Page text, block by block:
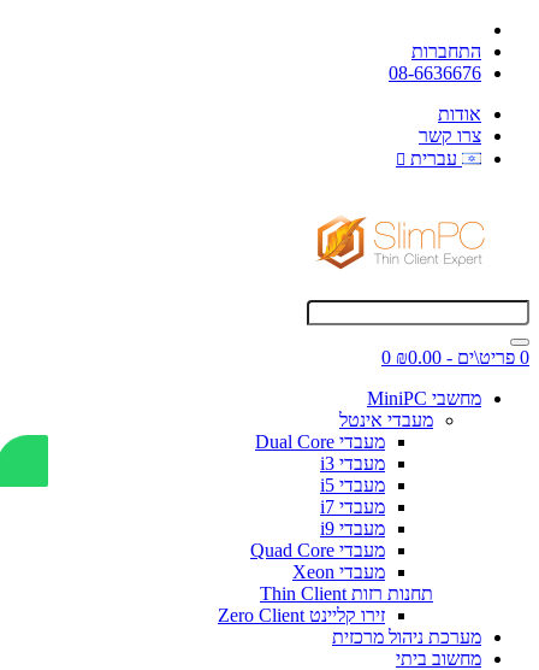
התחברות
08-6636676
אודות
צרו קשר
עברית
0 פריט\ים - ₪0.00
0
מחשבי MiniPC
מעבדי אינטל
מעבדי Dual Core
מעבדי i3
מעבדי i5
מעבדי i7
מעבדי i9
מעבדי Quad Core
מעבדי Xeon
תחנות רזות Thin Client
זירו קליינט Zero Client
מערכת ניהול מרכזית
מחשוב ביתי